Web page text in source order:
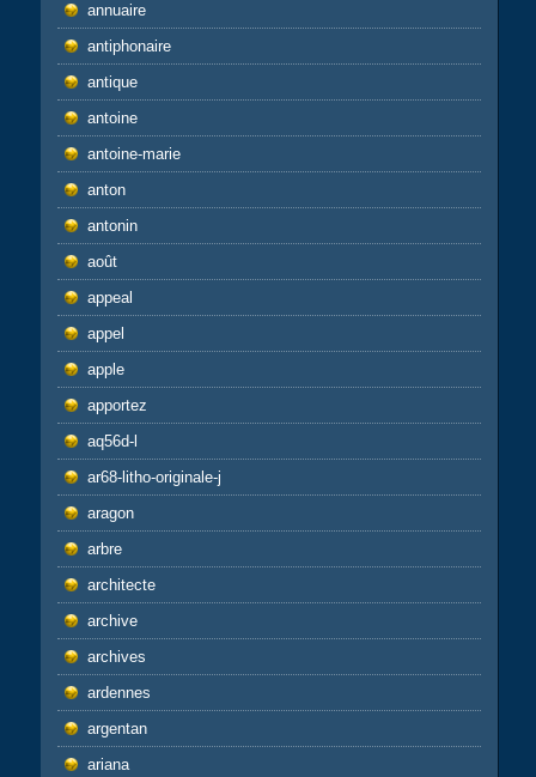
annuaire
antiphonaire
antique
antoine
antoine-marie
anton
antonin
août
appeal
appel
apple
apportez
aq56d-l
ar68-litho-originale-j
aragon
arbre
architecte
archive
archives
ardennes
argentan
ariana